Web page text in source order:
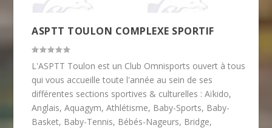
ASPTT TOULON COMPLEXE SPORTIF
L'ASPTT Toulon est un Club Omnisports ouvert à tous
qui vous accueille toute l'année au sein de ses
différentes sections sportives & culturelles : Aïkido,
Anglais, Aquagym, Athlétisme, Baby-Sports, Baby-
Basket, Baby-Tennis, Bébés-Nageurs, Bridge,